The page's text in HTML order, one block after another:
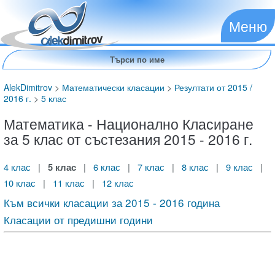
Меню
AlekDimitrov > Математически класации > Резултати от 2015 /
2016 г. > 5 клас
Математика - Национално Класиране
за 5 клас от състезания 2015 - 2016 г.
4 клас | 5 клас | 6 клас | 7 клас | 8 клас | 9 клас
|
10 клас
| 11 клас | 12 клас
Към всички класации за 2015 - 2016 година
Класации от предишни години